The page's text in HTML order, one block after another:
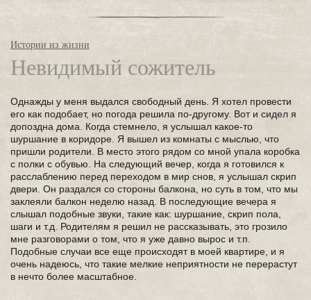
Истории из жизни
Невидимый сожитель
Однажды у меня выдался свободный день. Я хотел провести
его как подобает, но погода решила по-другому. Вот и сидел я
допоздна дома. Когда стемнело, я услышал какое-то
шуршание в коридоре. Я вышел из комнаты с мыслью, что
пришли родители. В место этого рядом со мной упала коробка
с полки с обувью. На следующий вечер, когда я готовился к
расслаблению перед переходом в мир снов, я услышал скрип
двери. Он раздался со стороны балкона, но суть в том, что мы
заклеяли балкон неделю назад. В последующие вечера я
слышал подобные звуки, такие как: шуршание, скрип пола,
шаги и т.д. Родителям я решил не рассказывать, это грозило
мне разговорами о том, что я уже давно вырос и т.п.
Подобные случаи все еще происходят в моей квартире, и я
очень надеюсь, что такие мелкие неприятности не перерастут
в нечто более масштабное.